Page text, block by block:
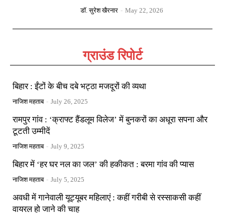
डॉ. सुरेश खैरनार - May 22, 2026
ग्राउंड रिपोर्ट
बिहार : ईंटों के बीच दबे भट्ठा मजदूरों की व्यथा
नाजिश महताब - July 26, 2025
रामपुर गांव : ‘क्राफ्ट हैंडलूम विलेज’ में बुनकरों का अधूरा सपना और
टूटती उम्मीदें
नाजिश महताब - July 9, 2025
बिहार में ‘हर घर नल का जल’ की हकीकत : बरमा गांव की प्यास
नाजिश महताब - July 5, 2025
अवधी में गानेवाली यूट्यूबर महिलाएं : कहीं गरीबी से रस्साकसी कहीं
वायरल हो जाने की चाह